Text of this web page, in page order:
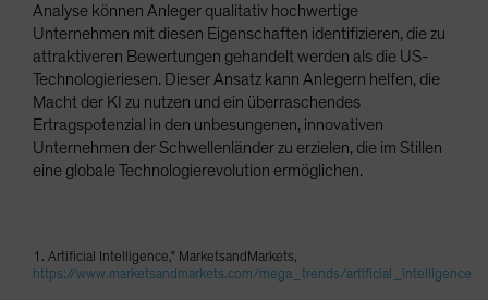
Analyse können Anleger qualitativ hochwertige
Unternehmen mit diesen Eigenschaften identifizieren, die zu
attraktiveren Bewertungen gehandelt werden als die US-
Technologieriesen. Dieser Ansatz kann Anlegern helfen, die
Macht der KI zu nutzen und ein überraschendes
Ertragspotenzial in den unbesungenen, innovativen
Unternehmen der Schwellenländer zu erzielen, die im Stillen
eine globale Technologierevolution ermöglichen.
1. Artificial Intelligence," MarketsandMarkets,
https://www.marketsandmarkets.com/mega_trends/artificial_intelligence